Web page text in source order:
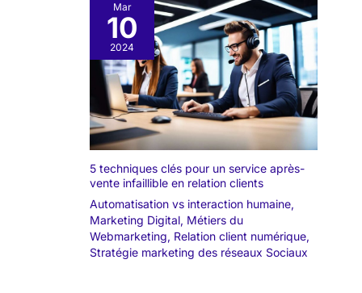
Mar
10
2024
5 techniques clés pour un service après-
vente infaillible en relation clients
Automatisation vs interaction humaine,
Marketing Digital, Métiers du
Webmarketing, Relation client numérique,
Stratégie marketing des réseaux Sociaux